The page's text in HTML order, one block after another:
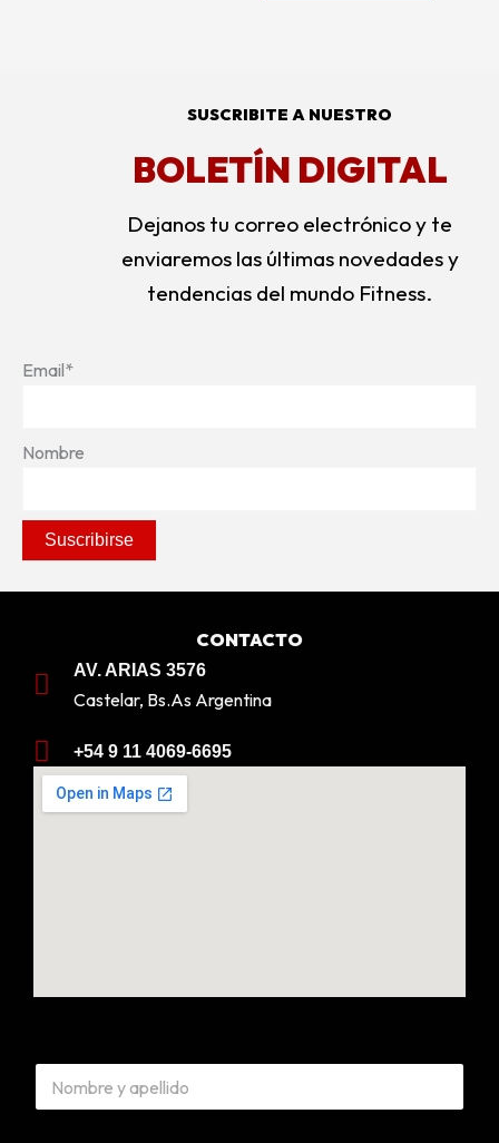
SUSCRIBITE A NUESTRO
BOLETÍN DIGITAL
Dejanos tu correo electrónico y te
enviaremos las últimas novedades y
tendencias del mundo Fitness.
Email*
Nombre
CONTACTO
AV. ARIAS 3576
Castelar, Bs.As Argentina
+54 9 11 4069-6695